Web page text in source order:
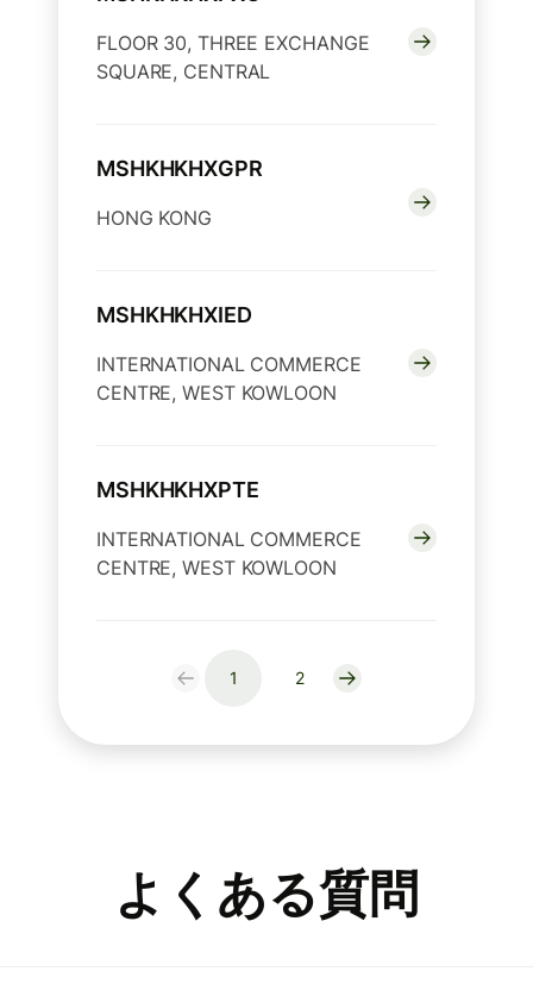
FLOOR 30, THREE EXCHANGE
SQUARE, CENTRAL
MSHKHKHXGPR
HONG KONG
MSHKHKHXIED
INTERNATIONAL COMMERCE
CENTRE, WEST KOWLOON
MSHKHKHXPTE
INTERNATIONAL COMMERCE
CENTRE, WEST KOWLOON
1 2
よくある質問